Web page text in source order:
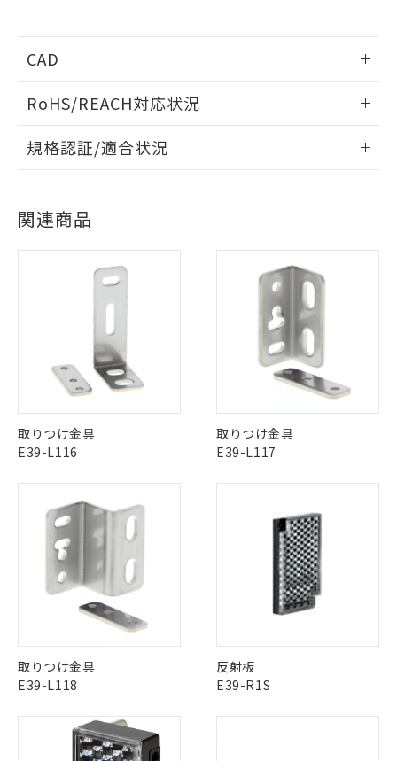
CAD
ログイン/会員登録いただくと、CADデータをダウンロー
ドすることができます。
ダウンロードデータをご利用いただく前に、以下を必ずお読
RoHS/REACH対応状況
EU RoHS 注意事項・凡例
対応状況 ※1
対応済み
注意事項・凡例
中国 RoHS表 ※1 ※2
"対応済み"や非含有の記載がされた商品であっても、流通
在庫等で未対応品が混在する可能性があります。
非含有品が必要な際は、弊社営業部門もしくは販売店へお
問い合わせください。
この製品のRoHS/REACH対応状況ページへ
規格認証/適合状況
No
BV型式承認
（フランス
船舶規格）
その他の認証はこちらのページからご検索ください
関連商品
取りつけ金具
E39-L116
取りつけ金具
E39-L117
取りつけ金具
E39-L118
反射板
E39-R1S
ご利用条件
以下の条件をお読みいただき、同意のうえ
本サービスは、当社制御機器事業取扱
商品の当社在庫状況および標準価格
※1 対応状況
対応済み：EU RoHS指令（10物質）の
非含有に対応した製品が提供可能な商品で
す。
対応予定：EU RoHS指令（10物質）の非含
有に対応した製品に切り替える予定のある
対応予定なし：EU RoHS指令（10物質）の
非含有に非対応の商品で、対応品を出す予
調査・確認中：EU RoHS指令（10物質）の
非含有の対応状況を調査中または確認中の
※1 中国RoHS○×表